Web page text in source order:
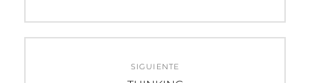
entradas
SIGUIENTE